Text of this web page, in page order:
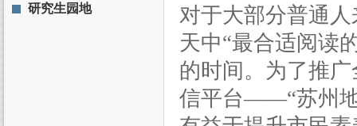
研究生园地
对于大部分普通
天中“最合适阅读
的时间。为了推
信平台——“苏州地